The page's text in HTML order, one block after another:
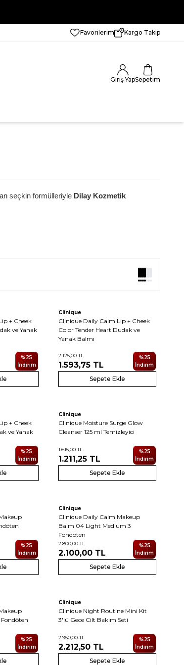
Favorilerim Kargo Takip
Giriş YapSepetim
seçkin formülleriyle Dilay Kozmetik
+ Cheek
ve Yanak
%25
İndirim
Yeni
Clinique
Clinique Daily Calm Lip + Cheek
Color Tender Heart Dudak ve
Yanak Balmı
2.125,00TL
1.593,75TL
%25
İndirim
Sepete Ekle
+ Cheek
ve Yanak
%25
İndirim
Yeni
Clinique
Clinique Moisture Surge Glow
Cleanser 125 ml Temizleyici
1.615,00TL
1.211,25TL
%25
İndirim
Sepete Ekle
%25
İndirim
Yeni
Clinique
Clinique Daily Calm Makeup
Balm 04 Light Medium 3
Fondöten
2.800,00TL
2.100,00TL
%25
İndirim
Sepete Ekle
%25
İndirim
Yeni
Clinique
Clinique Night Routine Mini Kit
3'lü Gece Cilt Bakım Seti
2.950,00TL
2.212,50TL
%25
İndirim
Sepete Ekle